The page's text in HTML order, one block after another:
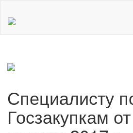
Специалисту
Госзакупкам